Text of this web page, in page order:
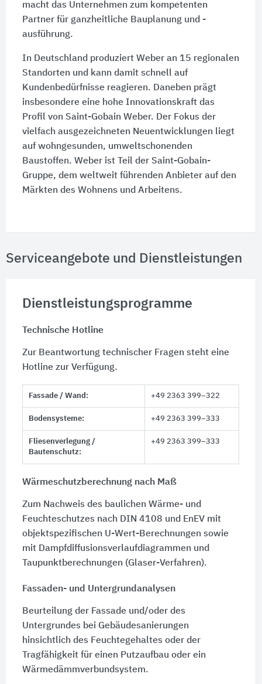
macht das Unternehmen zum kompetenten
Partner für ganzheitliche Bauplanung und -
ausführung.
In Deutschland produziert Weber an 15 regionalen
Standorten und kann damit schnell auf
Kundenbedürfnisse reagieren. Daneben prägt
insbesondere eine hohe Innovationskraft das
Profil von Saint-Gobain Weber. Der Fokus der
vielfach ausgezeichneten Neuentwicklungen liegt
auf wohngesunden, umweltschonenden
Baustoffen. Weber ist Teil der Saint-Gobain-
Gruppe, dem weltweit führenden Anbieter auf den
Märkten des Wohnens und Arbeitens.
Serviceangebote und Dienstleistungen
Dienstleistungsprogramme
Technische Hotline
Zur Beantwortung technischer Fragen steht eine
Hotline zur Verfügung.
Fassade / Wand: +49 2363 399–322
Bodensysteme: +49 2363 399–333
Fliesenverlegung /
Bautenschutz:
+49 2363 399–333
Wärmeschutzberechnung nach Maß
Zum Nachweis des baulichen Wärme- und
Feuchteschutzes nach DIN 4108 und EnEV mit
objektspezifischen U-Wert-Berechnungen sowie
mit Dampfdiffusionsverlaufdiagrammen und
Taupunktberechnungen (Glaser-Verfahren).
Fassaden- und Untergrundanalysen
Beurteilung der Fassade und/oder des
Untergrundes bei Gebäudesanierungen
hinsichtlich des Feuchtegehaltes oder der
Tragfähigkeit für einen Putzaufbau oder ein
Wärmedämmverbundsystem.